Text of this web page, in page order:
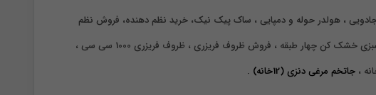
جادویی ، هولدر حوله و دمپایی ، ساک پیک نیک، خرید نظم دهنده، فروش نظم
خشک کن چهار طبقه ،
فروش ظروف فریزری ، ظروف فریزری 1000 سی سی ،
جاتخم مرغی دنزی (12خانه) .